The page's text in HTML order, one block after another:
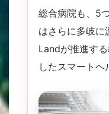
総合病院も、5
はさらに多岐
Landが推進す
したスマートヘ